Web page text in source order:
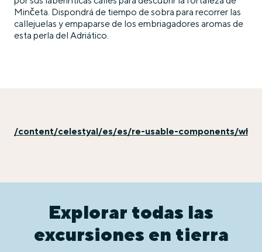
Minčeta. Dispondrá de tiempo de sobra para recorrer las
callejuelas y empaparse de los embriagadores aromas de
esta perla del Adriático.
/content/celestyal/es/es/re-usable-components/
Explorar todas las
excursiones en tierra